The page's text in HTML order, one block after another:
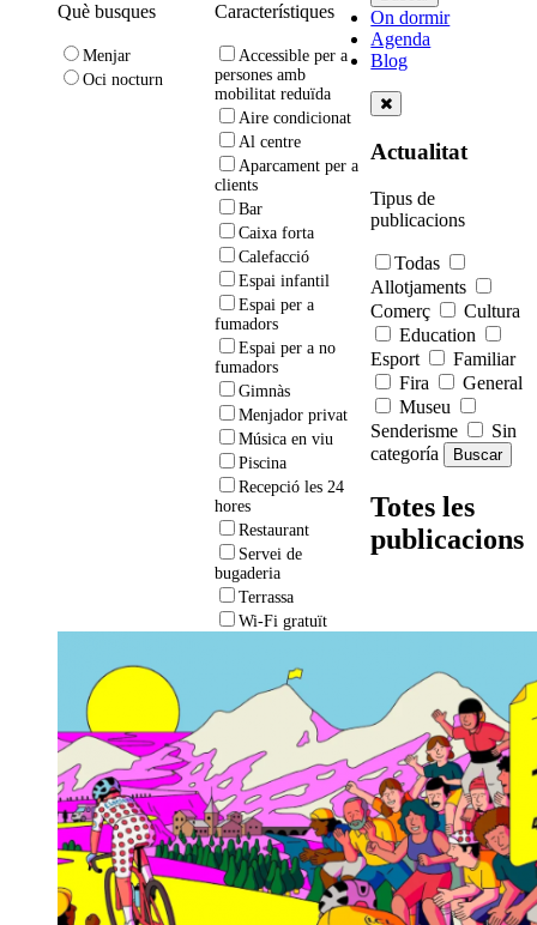
Què busques
Menjar
Oci nocturn
Característiques
Accessible per a
persones amb
mobilitat reduïda
Aire condicionat
Al centre
Aparcament per a
clients
Bar
Caixa forta
Calefacció
Espai infantil
Espai per a
fumadors
Espai per a no
fumadors
Gimnàs
Menjador privat
Música en viu
Piscina
Recepció les 24
hores
Restaurant
Servei de
bugaderia
Terrassa
Wi-Fi gratuït
On dormir
Agenda
Blog
Actualitat
Tipus de
publicacions
Todas
Allotjaments
Comerç
Cultura
Education
Esport
Familiar
Fira
General
Museu
Senderisme
Sin
categoría
Totes les
publicacions